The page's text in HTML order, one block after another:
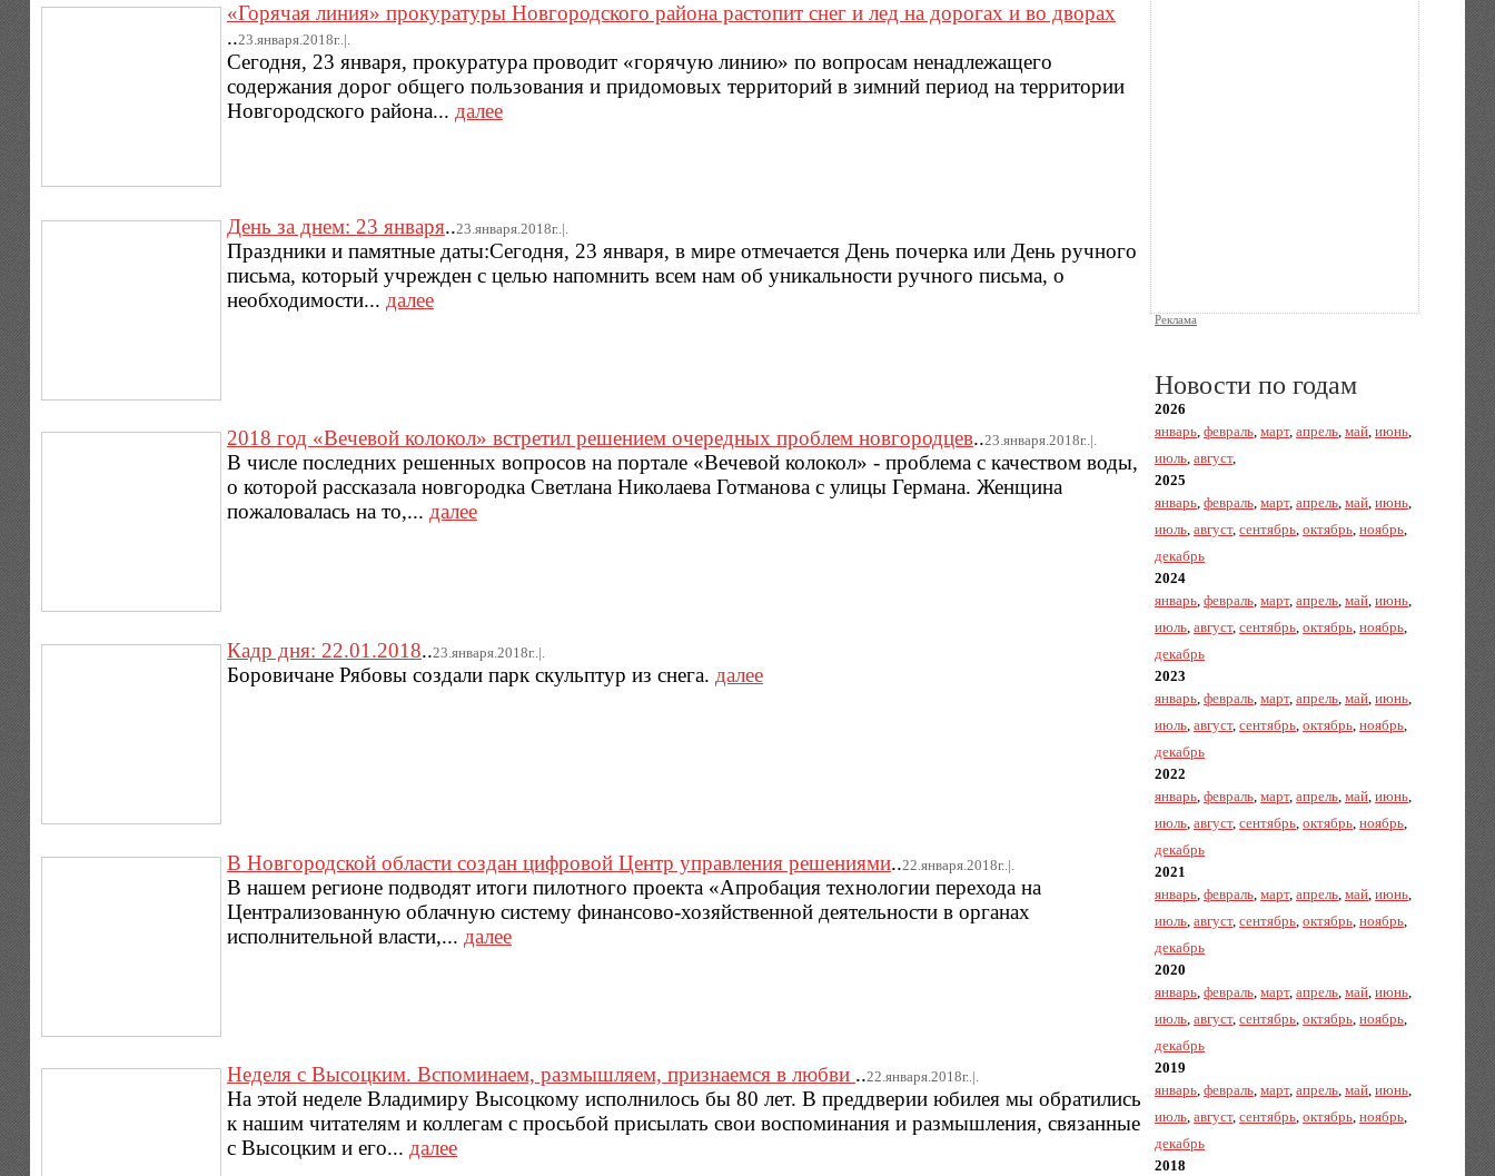
«Горячая линия» прокуратуры Новгородского района растопит снег и лед на дорогах и во дворах
..23.января.2018г..|.
Сегодня, 23 января, прокуратура проводит «горячую линию» по вопросам ненадлежащего
содержания дорог общего пользования и придомовых территорий в зимний период на территории
Новгородского района... далее
День за днем: 23 января..23.января.2018г..|.
Праздники и памятные даты:Сегодня, 23 января, в мире отмечается День почерка или День ручного
письма, который учрежден с целью напомнить всем нам об уникальности ручного письма, о
необходимости... далее
2018 год «Вечевой колокол» встретил решением очередных проблем новгородцев..23.января.2018г..|.
В числе последних решенных вопросов на портале «Вечевой колокол» - проблема с качеством воды,
о которой рассказала новгородка Светлана Николаева Готманова с улицы Германа. Женщина
пожаловалась на то,... далее
Кадр дня: 22.01.2018..23.января.2018г..|.
Боровичане Рябовы создали парк скульптур из снега. далее
В Новгородской области создан цифровой Центр управления решениями..22.января.2018г..|.
В нашем регионе подводят итоги пилотного проекта «Апробация технологии перехода на
Централизованную облачную систему финансово-хозяйственной деятельности в органах
исполнительной власти,... далее
Неделя с Высоцким. Вспоминаем, размышляем, признаемся в любви ..22.января.2018г..|.
На этой неделе Владимиру Высоцкому исполнилось бы 80 лет. В преддверии юбилея мы обратились
к нашим читателям и коллегам с просьбой присылать свои воспоминания и размышления, связанные
с Высоцким и его... далее
Реклама
Новости по годам
2026
январь,февраль,март,апрель,май,июнь,
июль,август,
2025
январь,февраль,март,апрель,май,июнь,
июль,август,сентябрь,октябрь,ноябрь,
декабрь
2024
январь,февраль,март,апрель,май,июнь,
июль,август,сентябрь,октябрь,ноябрь,
декабрь
2023
январь,февраль,март,апрель,май,июнь,
июль,август,сентябрь,октябрь,ноябрь,
декабрь
2022
январь,февраль,март,апрель,май,июнь,
июль,август,сентябрь,октябрь,ноябрь,
декабрь
2021
январь,февраль,март,апрель,май,июнь,
июль,август,сентябрь,октябрь,ноябрь,
декабрь
2020
январь,февраль,март,апрель,май,июнь,
июль,август,сентябрь,октябрь,ноябрь,
декабрь
2019
январь,февраль,март,апрель,май,июнь,
июль,август,сентябрь,октябрь,ноябрь,
декабрь
2018